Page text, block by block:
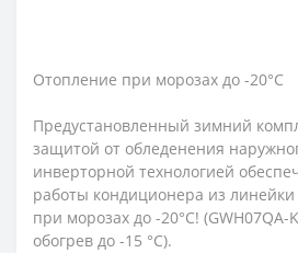
Отопление при морозах до -20°С
Предустановленный зимний
защитой от обледенения
инверторной технологией
работы кондиционера из линейки
при морозах до -20°С! (GWH07QA-
обогрев до -15 °С).